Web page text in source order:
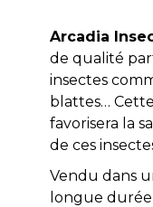
Arcadia
de qualité
insectes
blattes…
favorisera la
de ces
Vendu dans
longue